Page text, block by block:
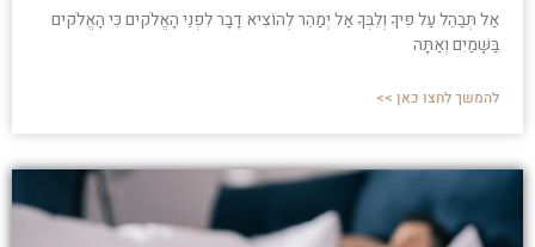
אַל תְּבַהֵל עַל פִּיךָ וְלִבְּךָ אַל יְמַהֵר לְהוֹצִיא דָבָר לִפְנֵי הָאֱלֹקים כִּי הָאֱלֹקים
בַּשָּׁמַיִם וְאַתָּה
להמשך לחצו כאן >>